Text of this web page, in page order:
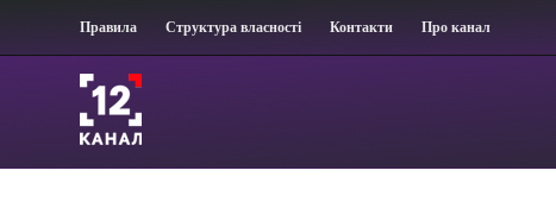
Правила Структура власності Контакти Про канал